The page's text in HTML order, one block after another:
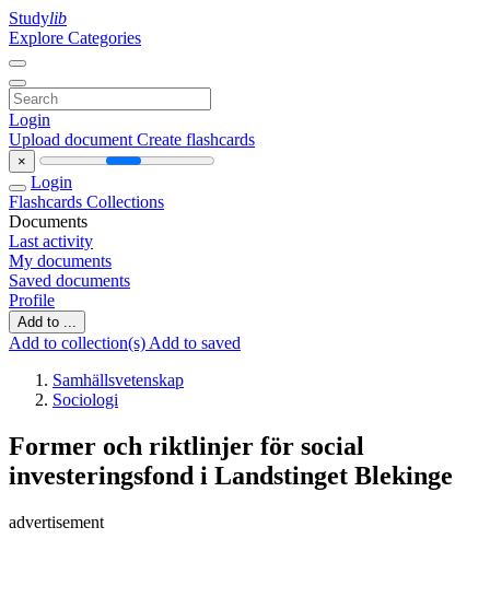
Studylib
Explore Categories
Login
Upload document Create flashcards
×
Login
Flashcards Collections
Documents
Last activity
My documents
Saved documents
Profile
Add to ...
Add to collection(s) Add to saved
Samhällsvetenskap
Sociologi
Former och riktlinjer för social
investeringsfond i Landstinget Blekinge
advertisement